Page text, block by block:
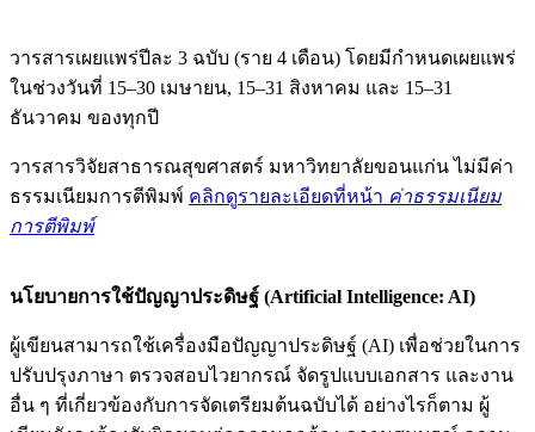
วารสารเผยแพร่ปีละ 3 ฉบับ (ราย 4 เดือน) โดยมีกำหนดเผยแพร่
ในช่วงวันที่ 15–30 เมษายน, 15–31 สิงหาคม และ 15–31
ธันวาคม ของทุกปี
วารสารวิจัยสาธารณสุขศาสตร์ มหาวิทยาลัยขอนแก่น ไม่มีค่า
ธรรมเนียมการตีพิมพ์ คลิกดูรายละเอียดที่หน้า ค่าธรรมเนียม
การตีพิมพ์
นโยบายการใช้ปัญญาประดิษฐ์ (Artificial Intelligence: AI)
ผู้เขียนสามารถใช้เครื่องมือปัญญาประดิษฐ์ (AI) เพื่อช่วยในการ
ปรับปรุงภาษา ตรวจสอบไวยากรณ์ จัดรูปแบบเอกสาร และงาน
อื่น ๆ ที่เกี่ยวข้องกับการจัดเตรียมต้นฉบับได้ อย่างไรก็ตาม ผู้